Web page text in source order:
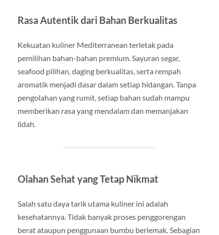
Rasa Autentik dari Bahan Berkualitas
Kekuatan kuliner Mediterranean terletak pada
pemilihan bahan-bahan premium. Sayuran segar,
seafood pilihan, daging berkualitas, serta rempah
aromatik menjadi dasar dalam setiap hidangan. Tanpa
pengolahan yang rumit, setiap bahan sudah mampu
memberikan rasa yang mendalam dan memanjakan
lidah.
Olahan Sehat yang Tetap Nikmat
Salah satu daya tarik utama kuliner ini adalah
kesehatannya. Tidak banyak proses penggorengan
berat ataupun penggunaan bumbu berlemak. Sebagian